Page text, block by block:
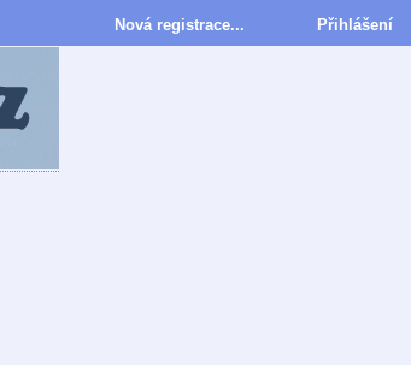
Nová registrace... Přihlášení